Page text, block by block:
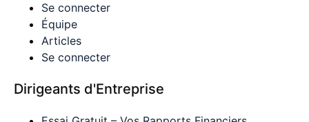
Se connecter
Équipe
Articles
Se connecter
Dirigeants d'Entreprise